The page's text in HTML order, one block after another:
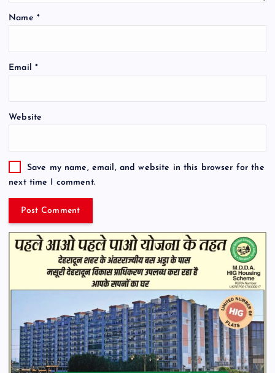
Name *
Email *
Website
Save my name, email, and website in this browser for the
next time I comment.